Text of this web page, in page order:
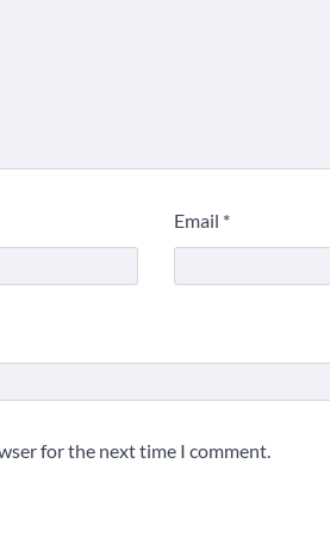
Email *
for the next time I comment.